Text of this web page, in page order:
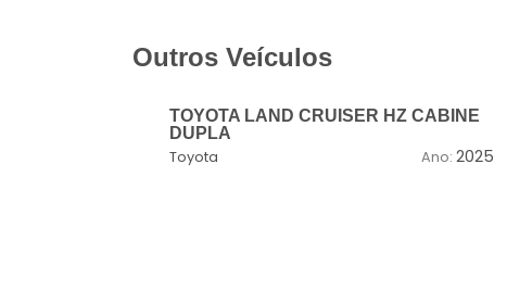
Outros Veículos
TOYOTA LAND CRUISER HZ CABINE
DUPLA
Toyota
Ano: 2025